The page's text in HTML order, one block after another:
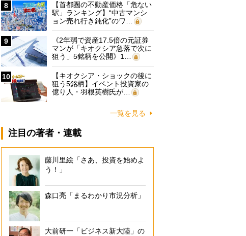
8
【首都圏の不動産価格「危ない
駅」ランキング】“中古マンシ
ョン売れ行き鈍化”のワ…
9
《2年弱で資産17.5倍の元証券
マンが「キオクシア急落で次に
狙う」5銘柄を公開》1…
10
【キオクシア・ショックの後に
狙う5銘柄】イベント投資家の
億り人・羽根英樹氏が…
一覧を見る
注目の著者・連載
藤川里絵「さあ、投資を始めよ
う！」
森口亮「まるわかり市況分析」
大前研一「ビジネス新大陸」の